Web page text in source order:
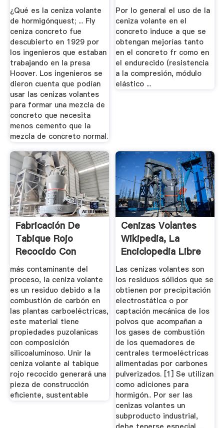
¿Qué es la ceniza volante
de hormigónquest; ... Fly
ceniza concreto fue
descubierto en 1929 por
los ingenieros que estaban
trabajando en la presa
Hoover. Los ingenieros se
dieron cuenta que podían
usar las cenizas volantes
para formar una mezcla de
concreto que necesita
menos cemento que la
mezcla de concreto normal.
Por lo general el uso de la
ceniza volante en el
concreto induce a que se
obtengan mejorías tanto
en el concreto fr como en
el endurecido (resistencia
a la compresión, módulo
elástico ...
Fabricación De
Tabique Rojo
Recocido Con
Agregado De ...
más contaminante del
proceso, la ceniza volante
es un residuo debido a la
combustión de carbón en
las plantas carboeléctricas,
este material tiene
propiedades puzolanicas
con composición
silicoaluminoso. Unir la
ceniza volante al tabique
rojo recocido generará una
pieza de construcción
eficiente, sustentable
Cenizas Volantes
Wikipedia, La
Enciclopedia Libre
Las cenizas volantes son
los residuos sólidos que se
obtienen por precipitación
electrostática o por
captación mecánica de los
polvos que acompañan a
los gases de combustión
de los quemadores de
centrales termoeléctricas
alimentadas por carbones
pulverizados. [1] Se utilizan
como adiciones para
hormigón.. Por ser las
cenizas volantes un
subproducto industrial,